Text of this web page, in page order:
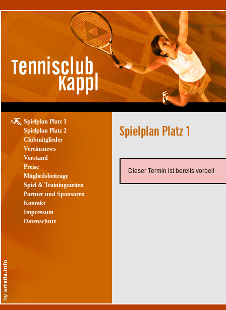
Spielplan Platz 1
Spielplan Platz 2
Clubmitglieder
Vereinsnews
Vorstand
Preise
Mitgliedsbeiträge
Spiel & Trainingszeiten
Partner und Sponsoren
Kontakt
Impressum
Datenschutz
Dieser Termin ist bereits vorbei!